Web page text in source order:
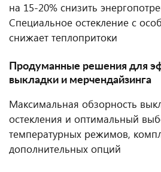
на 15-20% снизить
Специальное остекление с
снижает теплопритоки
Продуманные решения для
выкладки и мерчендайзинга
Максимальная обзорность
остекления и оптимальный
температурных режимов,
дополнительных опций